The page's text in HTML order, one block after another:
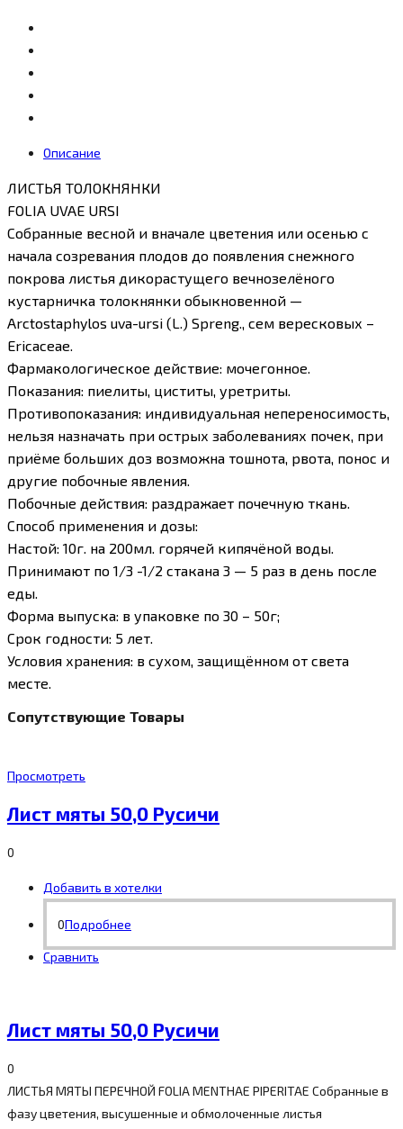
Описание
ЛИСТЬЯ ТОЛОКНЯНКИ
FOLIA UVAE URSI
Собранные весной и вначале цветения или осенью с
начала созревания плодов до появления снежного
покрова листья дикорастущего вечнозелёного
кустарничка толокнянки обыкновенной —
Arctоstaphylos uva-ursi (L.) Spreng., сем вересковых –
Ericaceаe.
Фармакологическое действие: мочегонное.
Показания: пиелиты, циститы, уретриты.
Противопоказания: индивидуальная непереносимость,
нельзя назначать при острых заболеваниях почек, при
приёме больших доз возможна тошнота, рвота, понос и
другие побочные явления.
Побочные действия: раздражает почечную ткань.
Способ применения и дозы:
Настой: 10г. на 200мл. горячей кипячёной воды.
Принимают по 1/3 -1/2 стакана 3 — 5 раз в день после
еды.
Форма выпуска: в упаковке по 30 – 50г;
Срок годности: 5 лет.
Условия хранения: в сухом, защищённом от света
месте.
Сопутствующие Товары
Просмотреть
Лист мяты 50,0 Русичи
0
Добавить в хотелки
0Подробнее
Сравнить
Лист мяты 50,0 Русичи
0
ЛИСТЬЯ МЯТЫ ПЕРЕЧНОЙ FOLIA MENTHAE PIPERITAE Собранные в
фазу цветения, высушенные и обмолоченные листья